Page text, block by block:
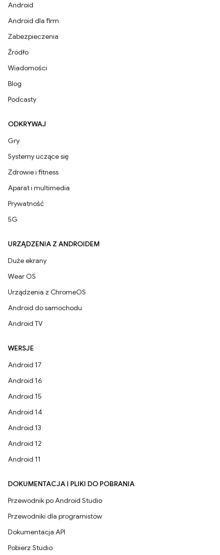
Android
Android dla firm
Zabezpieczenia
Źródło
Wiadomości
Blog
Podcasty
ODKRYWAJ
Gry
Systemy uczące się
Zdrowie i fitness
Aparat i multimedia
Prywatność
5G
URZĄDZENIA Z ANDROIDEM
Duże ekrany
Wear OS
Urządzenia z ChromeOS
Android do samochodu
Android TV
WERSJE
Android 17
Android 16
Android 15
Android 14
Android 13
Android 12
Android 11
DOKUMENTACJA I PLIKI DO POBRANIA
Przewodnik po Android Studio
Przewodniki dla programistów
Dokumentacja API
Pobierz Studio